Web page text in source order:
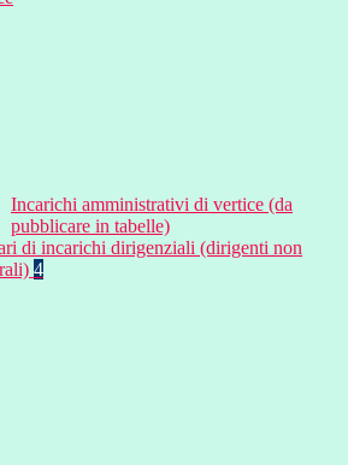
Incarichi amministrativi di vertice (da
pubblicare in tabelle)
di incarichi dirigenziali (dirigenti non
4